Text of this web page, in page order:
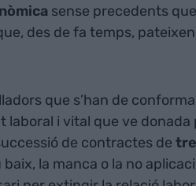
sense precedents
des de fa temps,
que s’han de
laboral i vital que ve
de contractes de
la manca o la no